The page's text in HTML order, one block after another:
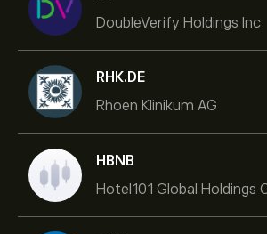
DoubleVerify Holdings Inc
RHK.DE
Rhoen Klinikum AG
HBNB
Hotel101 Global Holdings